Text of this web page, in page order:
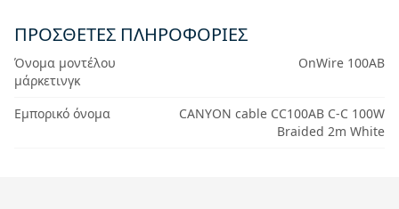
ΠΡΟΣΘΕΤΕΣ ΠΛΗΡΟΦΟΡΙΕΣ
Όνομα μοντέλου
μάρκετινγκ
OnWire 100AB
Εμπορικό όνομα
CANYON cable CC100AB C-C 100W
Braided 2m White